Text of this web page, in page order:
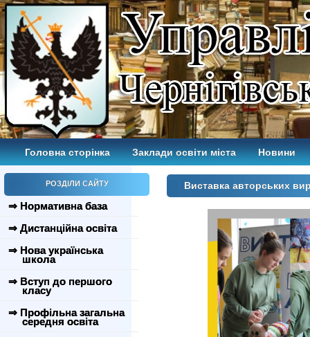
Головна сторінка Заклади освіти міста Новини
РОЗДІЛИ САЙТУ
⇒ Нормативна база
⇒ Дистанційна освіта
⇒ Нова українська
школа
⇒ Вступ до першого
класу
⇒ Профільна загальна
середня освіта
Виставка авторських